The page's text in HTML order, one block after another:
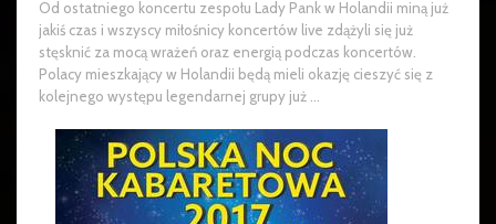
Od ostatniego koncertu zespołu Lady Pank w Holandii miną już
jakiś czas i wszyscy miłośnicy koncertów live zdążyli się już
stęsknić za mocą wrażeń oraz energią podczas koncertów.
Polacy mieszkający w Holandii będą mieli okazję cieszyć się z
kolejnego występu legendarnej grupy już ...